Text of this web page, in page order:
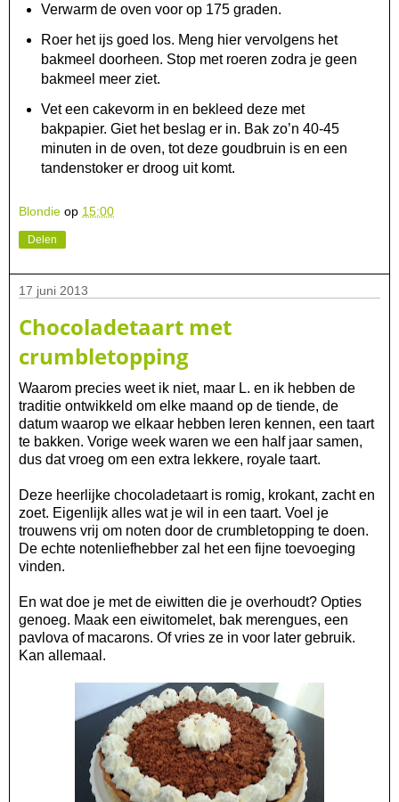
Verwarm de oven voor op 175 graden.
Roer het ijs goed los. Meng hier vervolgens het
bakmeel doorheen. Stop met roeren zodra je geen
bakmeel meer ziet.
Vet een cakevorm in en bekleed deze met
bakpapier. Giet het beslag er in. Bak zo’n 40-45
minuten in de oven, tot deze goudbruin is en een
tandenstoker er droog uit komt.
Blondie op 15:00
Delen
17 juni 2013
Chocoladetaart met
crumbletopping
Waarom precies weet ik niet, maar L. en ik hebben de
traditie ontwikkeld om elke maand op de tiende, de
datum waarop we elkaar hebben leren kennen, een taart
te bakken. Vorige week waren we een half jaar samen,
dus dat vroeg om een extra lekkere, royale taart.
Deze heerlijke chocoladetaart is romig, krokant, zacht en
zoet. Eigenlijk alles wat je wil in een taart. Voel je
trouwens vrij om noten door de crumbletopping te doen.
De echte notenliefhebber zal het een fijne toevoeging
vinden.
En wat doe je met de eiwitten die je overhoudt? Opties
genoeg. Maak een eiwitomelet, bak merengues, een
pavlova of macarons. Of vries ze in voor later gebruik.
Kan allemaal.